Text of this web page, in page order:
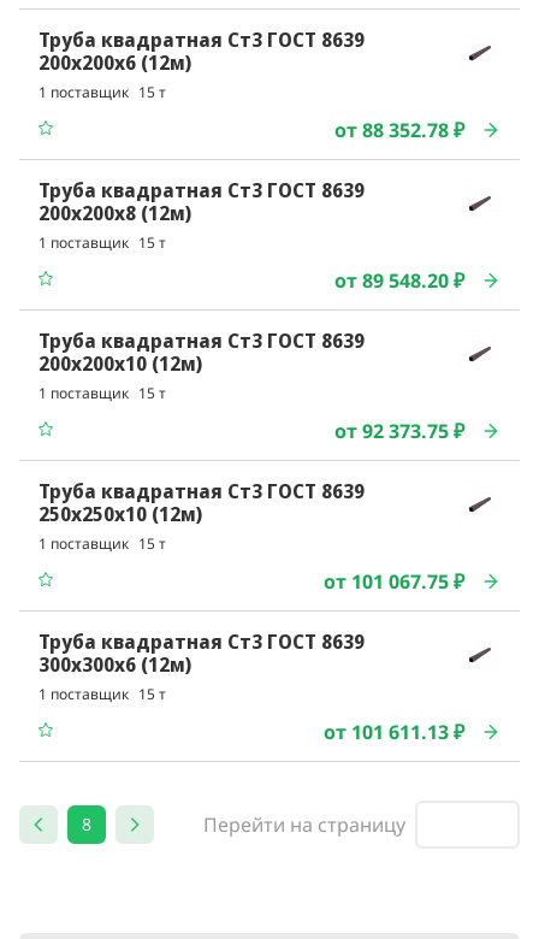
Труба квадратная Ст3 ГОСТ 8639
200x200x6 (12м)
1 поставщик 15 т
от 88 352.78 ₽
Труба квадратная Ст3 ГОСТ 8639
200x200x8 (12м)
1 поставщик 15 т
от 89 548.20 ₽
Труба квадратная Ст3 ГОСТ 8639
200x200x10 (12м)
1 поставщик 15 т
от 92 373.75 ₽
Труба квадратная Ст3 ГОСТ 8639
250x250x10 (12м)
1 поставщик 15 т
от 101 067.75 ₽
Труба квадратная Ст3 ГОСТ 8639
300x300x6 (12м)
1 поставщик 15 т
от 101 611.13 ₽
8 Перейти на страницу